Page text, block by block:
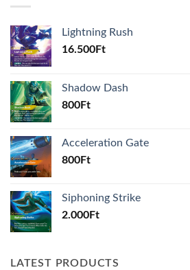
Lightning Rush
16.500Ft
Shadow Dash
800Ft
Acceleration Gate
800Ft
Siphoning Strike
2.000Ft
LATEST PRODUCTS